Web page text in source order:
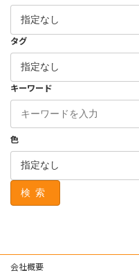
タグ
キーワード
色
検索
会社概要